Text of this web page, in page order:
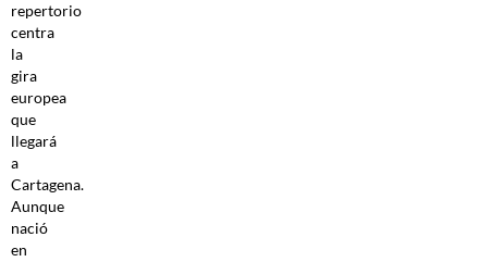
repertorio
centra
la
gira
europea
que
llegará
a
Cartagena.
Aunque
nació
en